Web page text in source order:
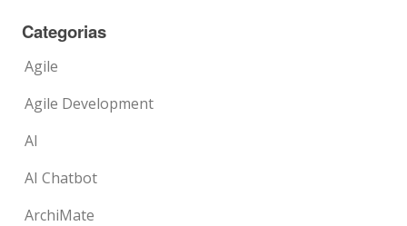
Categorias
Agile
Agile Development
AI
AI Chatbot
ArchiMate